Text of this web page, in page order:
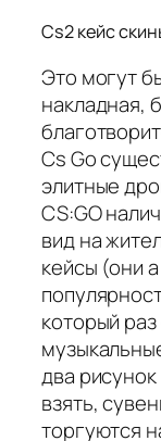
Cs2 кейс
Это могут
накладная,
Cs Go
элитные
CS:GO
вид на
кейсы (они
который
два
взять,
торгуются